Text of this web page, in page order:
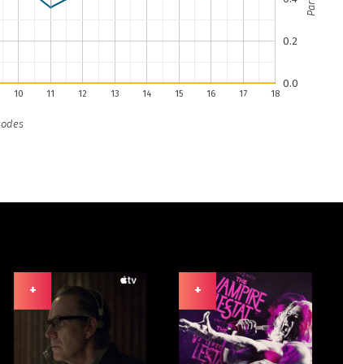
10 11 12 13 14 15 16 17 18
0.0
0.2
+ +